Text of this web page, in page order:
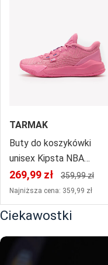
TARMAK
Buty do koszykówki
unisex Kipsta NBA
Washington Wizards Fast
900 Low
269,99 zł 359,99 zł
Najniższa cena: 359,99 zł
Ciekawostki